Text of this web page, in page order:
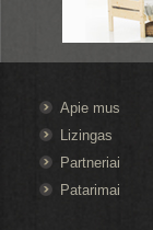
Apie mus
Lizingas
Partneriai
Patarimai